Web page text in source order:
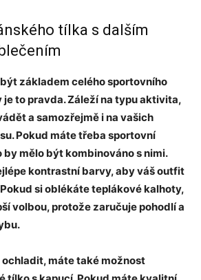
tílka s dalším
základem celého sportovního
to pravda. Záleží na typu aktivita,
a samozřejmě i na vašich
Pokud máte třeba sportovní
by mělo být kombinováno s nimi.
kontrastní barvy, aby váš outfit
si oblékáte teplákové kalhoty,
volbou, protože zaručuje pohodlí a
máte také možnost